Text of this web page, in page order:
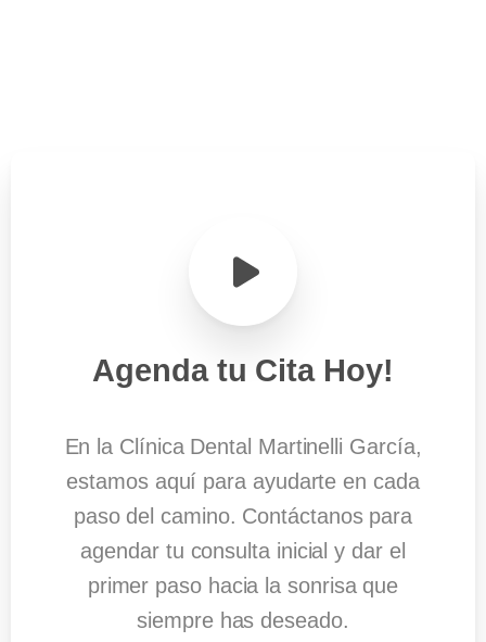
Agenda tu Cita Hoy!
En la Clínica Dental Martinelli García,
estamos aquí para ayudarte en cada
paso del camino. Contáctanos para
agendar tu consulta inicial y dar el
primer paso hacia la sonrisa que
siempre has deseado.